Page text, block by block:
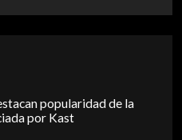
popularidad de la
por Kast